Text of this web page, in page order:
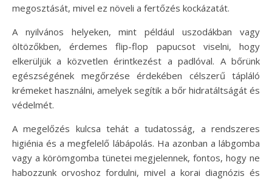
megosztását, mivel ez növeli a fertőzés kockázatát.
A nyilvános helyeken, mint például uszodákban vagy
öltözőkben, érdemes flip-flop papucsot viselni, hogy
elkerüljük a közvetlen érintkezést a padlóval. A bőrünk
egészségének megőrzése érdekében célszerű tápláló
krémeket használni, amelyek segítik a bőr hidratáltságát és
védelmét.
A megelőzés kulcsa tehát a tudatosság, a rendszeres
higiénia és a megfelelő lábápolás. Ha azonban a lábgomba
vagy a körömgomba tünetei megjelennek, fontos, hogy ne
habozzunk orvoshoz fordulni, mivel a korai diagnózis és